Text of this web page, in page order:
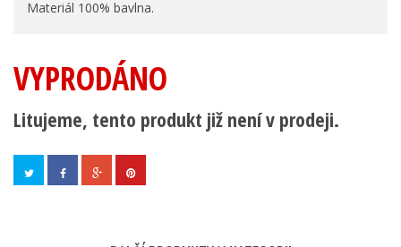
Materiál 100% bavlna.
VYPRODÁNO
Litujeme, tento produkt již není v prodeji.